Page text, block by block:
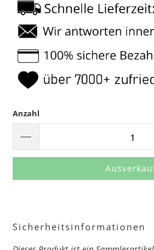
Anzahl
Sicherheitsinformationen